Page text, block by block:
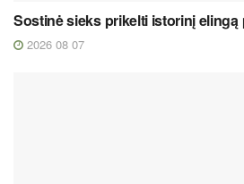
Sostinė sieks prikelti istorinį elingą
2026 08 07